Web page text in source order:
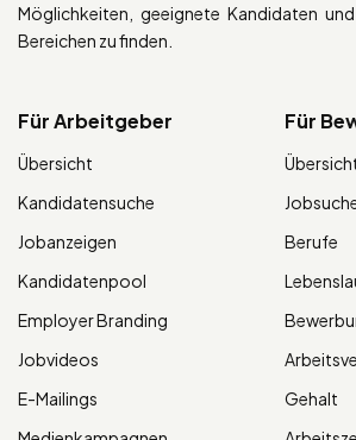
Möglichkeiten, geeignete Kandidaten
Bereichen zu finden.
Für Arbeitgeber
Übersicht
Kandidatensuche
Jobanzeigen
Kandidatenpool
Employer Branding
Jobvideos
E-Mailings
Für
Berufe
Gehalt